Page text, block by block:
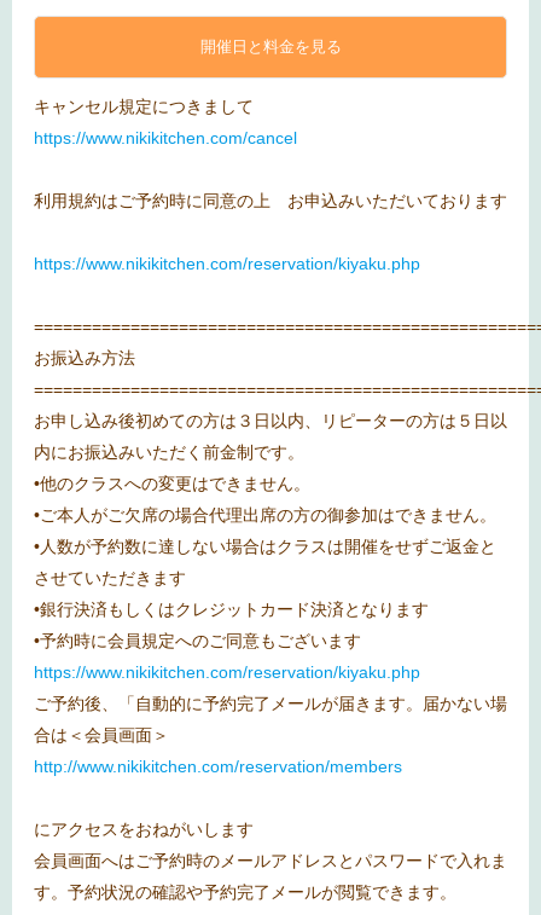
開催日と料金を見る
キャンセル規定につきまして
https://www.nikikitchen.com/cancel
利用規約はご予約時に同意の上 お申込みいただいております
https://www.nikikitchen.com/reservation/kiyaku.php
お振込み方法
お申し込み後初めての方は３日以内、リピーターの方は５日以
内にお振込みいただく前金制です。
•他のクラスへの変更はできません。
•ご本人がご欠席の場合代理出席の方の御参加はできません。
•人数が予約数に達しない場合はクラスは開催をせずご返金と
させていただきます
•銀行決済もしくはクレジットカード決済となります
•予約時に会員規定へのご同意もございます
https://www.nikikitchen.com/reservation/kiyaku.php
ご予約後、「自動的に予約完了メールが届きます。届かない場
合は＜会員画面＞
http://www.nikikitchen.com/reservation/members
にアクセスをおねがいします
会員画面へはご予約時のメールアドレスとパスワードで入れま
す。予約状況の確認や予約完了メールが閲覧できます。